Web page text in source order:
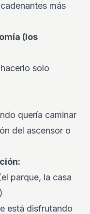
más
(los
solo
quería caminar
del ascensor o
parque, la casa
está disfrutando